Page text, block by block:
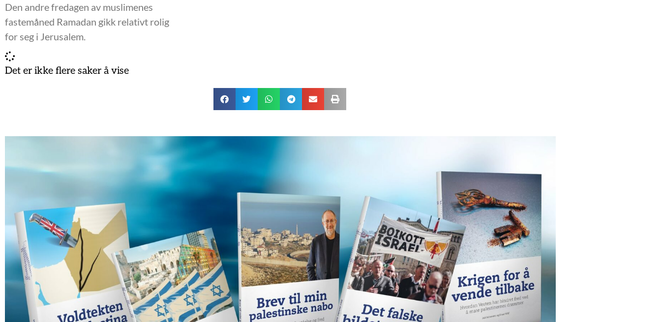
Den andre fredagen av muslimenes
fastemåned Ramadan gikk relativt rolig
for seg i Jerusalem.
Det er ikke flere saker å vise